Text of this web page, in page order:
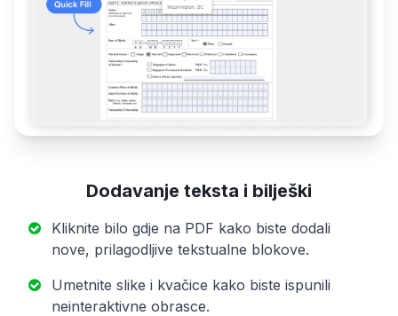
Dodavanje teksta i bilješki
Kliknite bilo gdje na PDF kako biste dodali
nove, prilagodljive tekstualne blokove.
Umetnite slike i kvačice kako biste ispunili
neinteraktivne obrasce.